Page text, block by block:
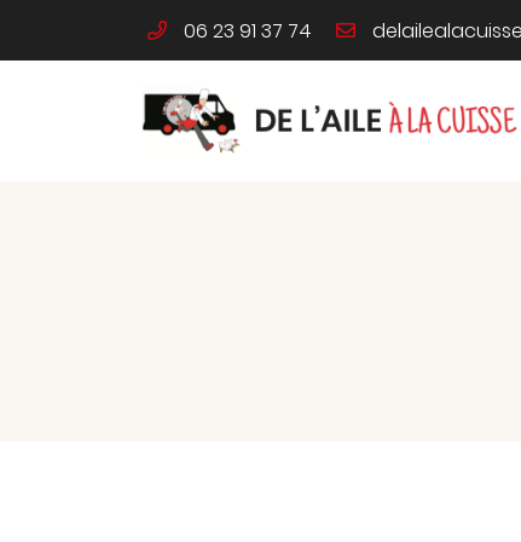
06 23 91 37 74
46 Route de Limours
91340 Ollainville
06 23 91 37 74